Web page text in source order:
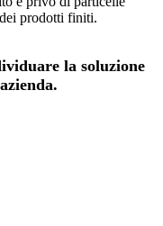
prodotti finiti.
la soluzione